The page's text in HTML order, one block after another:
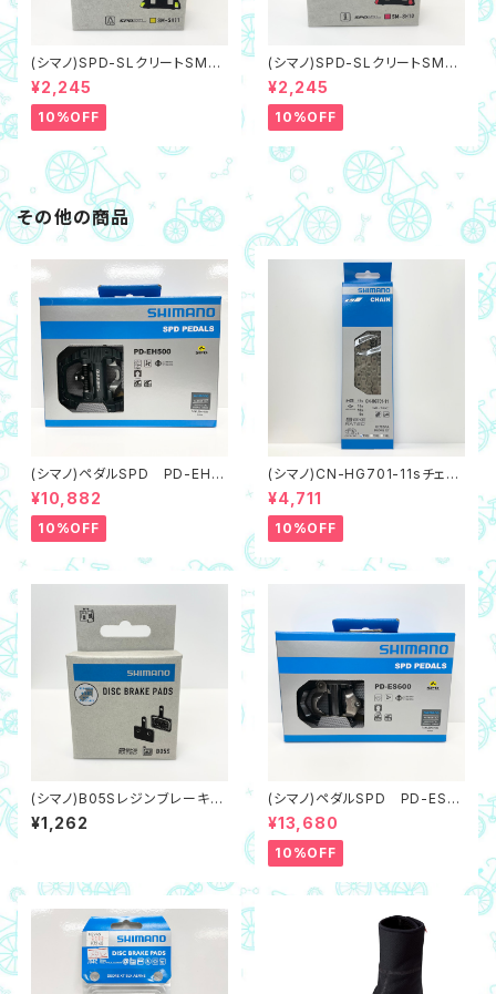
(シマノ)SPD-SLクリートSM-S
H11 黄/イエロー,可動域6度（ネ
コポス対象商品）
¥2,245
10%OFF
(シマノ)SPD-SLクリートSM-S
H10 赤/レッド,固定0度（ネコポ
ス対象商品）
¥2,245
10%OFF
その他の商品
(シマノ)ペダルSPD PD-EH5
00（片面ビンディング・片面フラ
ットタイプ）
¥10,882
10%OFF
(シマノ)CN-HG701-11sチェー
ンULTEGRA（ネコポス対象商
品）116L,クイックリンク付属
¥4,711
10%OFF
(シマノ)B05Sレジンブレーキパ
ッド（ネコポス対象商品）
¥1,262
(シマノ)ペダルSPD PD-ES6
00 片面のみビンディングペダ
ル
¥13,680
10%OFF